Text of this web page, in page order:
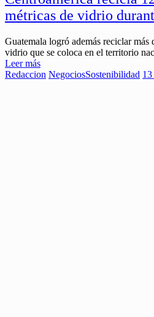
métricas de vidrio
Guatemala logró además reciclar más
vidrio que se coloca en el territorio
Leer más
Redaccion NegociosSostenibilidad